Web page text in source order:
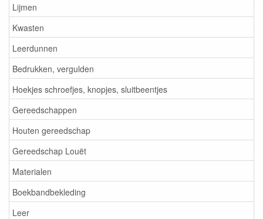
Lijmen
Kwasten
Leerdunnen
Bedrukken, vergulden
Hoekjes schroefjes, knopjes, sluitbeentjes
Gereedschappen
Houten gereedschap
Gereedschap Louët
Materialen
Boekbandbekleding
Leer